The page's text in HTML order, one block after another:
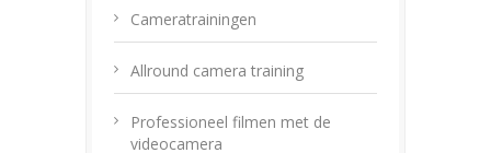
Cameratrainingen
Allround camera training
Professioneel filmen met de
videocamera